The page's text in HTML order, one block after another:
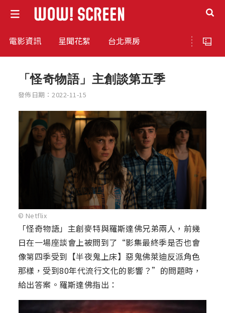
電影資訊 星聞花絮 台北票房
「怪奇物語」主創談第五季
發佈日期：2022-11-15
© Netflix
「怪奇物語」主創麥特與羅斯達佛兄弟兩人，前幾
日在一場座談會上被問到了“影集最終季是否也會
像第四季受到【半夜鬼上床】惡鬼佛萊迪反派角色
那樣，受到80年代流行文化的影響？”的問題時，
給出答案。羅斯達佛指出：